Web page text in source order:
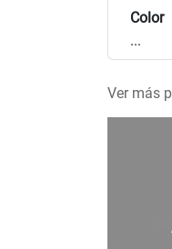
Color
...
Ver más